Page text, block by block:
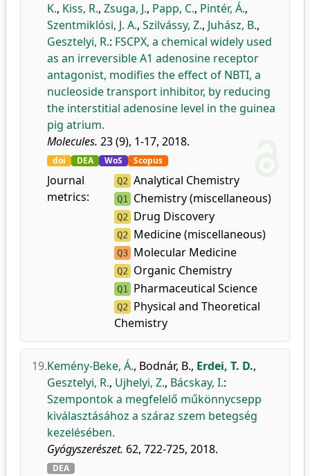
K., Kiss, R., Zsuga, J., Papp, C., Pintér, Á.,
Szentmiklósi, J. A., Szilvássy, Z., Juhász, B.,
Gesztelyi, R.: FSCPX, a chemical widely used
as an irreversible A1 adenosine receptor
antagonist, modifies the effect of NBTI, a
nucleoside transport inhibitor, by reducing
the interstitial adenosine level in the guinea
pig atrium.
Molecules. 23 (9), 1-17, 2018.
doi DEA WoS Scopus
Journal
metrics:
Q2 Analytical Chemistry
Q1 Chemistry (miscellaneous)
Q2 Drug Discovery
Q2 Medicine (miscellaneous)
Q3 Molecular Medicine
Q2 Organic Chemistry
Q1 Pharmaceutical Science
Q2 Physical and Theoretical
Chemistry
19.Kemény-Beke, Á., Bodnár, B., Erdei, T. D.,
Gesztelyi, R., Ujhelyi, Z., Bácskay, I.:
Szempontok a megfelelő műkönnycsepp
kiválasztásához a száraz szem betegség
kezelésében.
Gyógyszerészet. 62, 722-725, 2018.
DEA